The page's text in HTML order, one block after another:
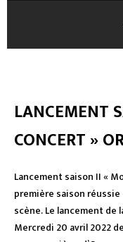
LANCEMENT
CONCERT »
Lancement saison II «
première saison réussie
scène. Le lancement de
Mercredi 20 avril 2022